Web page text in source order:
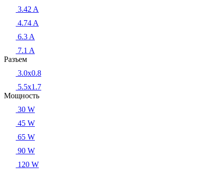
3.42 A
4.74 A
6.3 A
7.1 A
Разъем
3.0x0.8
5.5х1.7
Мощность
30 W
45 W
65 W
90 W
120 W